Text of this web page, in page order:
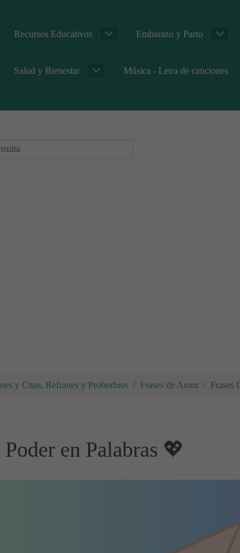
Recursos Educativos Embarazo y Parto
Salud y Bienestar Música - Letra de canciones
y Citas, Refranes y Proberbios Frases de Amor Frases
en Palabras 💖